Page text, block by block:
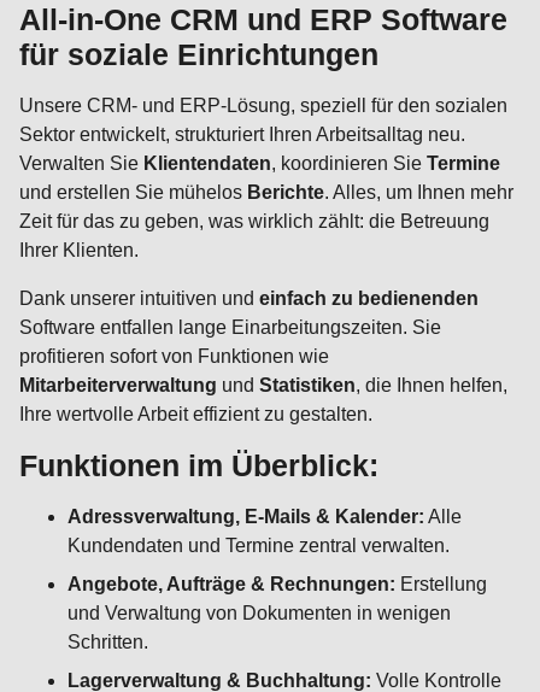
All-in-One CRM und ERP Software
für soziale Einrichtungen
Unsere CRM- und ERP-Lösung, speziell für den sozialen
Sektor entwickelt, strukturiert Ihren Arbeitsalltag neu.
Verwalten Sie Klientendaten, koordinieren Sie Termine
und erstellen Sie mühelos Berichte. Alles, um Ihnen mehr
Zeit für das zu geben, was wirklich zählt: die Betreuung
Ihrer Klienten.
Dank unserer intuitiven und einfach zu bedienenden
Software entfallen lange Einarbeitungszeiten. Sie
profitieren sofort von Funktionen wie
Mitarbeiterverwaltung und Statistiken, die Ihnen helfen,
Ihre wertvolle Arbeit effizient zu gestalten.
Funktionen im Überblick:
Adressverwaltung, E-Mails & Kalender: Alle
Kundendaten und Termine zentral verwalten.
Angebote, Aufträge & Rechnungen: Erstellung
und Verwaltung von Dokumenten in wenigen
Schritten.
Lagerverwaltung & Buchhaltung: Volle Kontrolle